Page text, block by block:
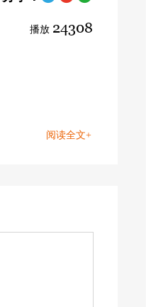
播放 24308
阅读全文+